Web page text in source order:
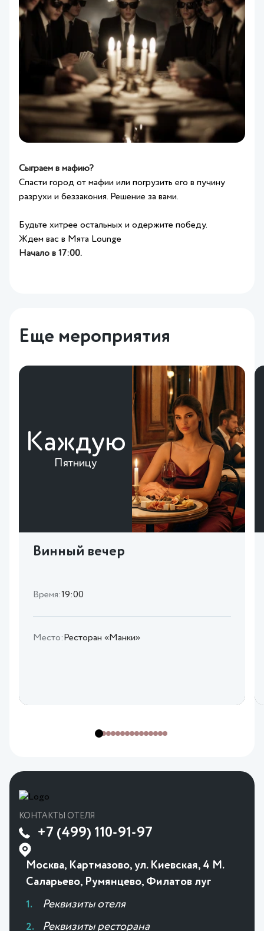
Сыграем в мафию?
Спасти город от мафии или погрузить его в пучину
разрухи и беззакония. Решение за вами.
Будьте хитрее остальных и одержите победу.
Ждем вас в Мята Lounge
Начало в 17:00.
Еще мероприятия
Каждую
Пятницу
Винный вечер
Время:19:00
Место:Ресторан «Манки»
КОНТАКТЫ ОТЕЛЯ
+7 (499) 110-91-97
Москва, Картмазово, ул. Киевская, 4 М.
Саларьево, Румянцево, Филатов луг
Реквизиты отеля
Реквизиты ресторана